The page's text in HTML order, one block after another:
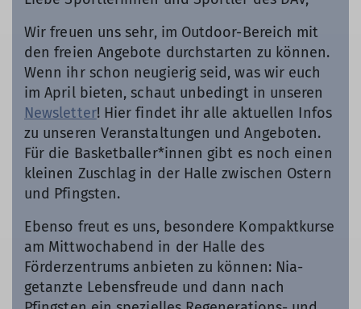
Wir freuen uns sehr, im Outdoor-Bereich mit
den freien Angebote durchstarten zu können.
Wenn ihr schon neugierig seid, was wir euch
im April bieten, schaut unbedingt in unseren
Newsletter! Hier findet ihr alle aktuellen Infos
zu unseren Veranstaltungen und Angeboten.
Für die Basketballer*innen gibt es noch einen
kleinen Zuschlag in der Halle zwischen Ostern
und Pfingsten.
Ebenso freut es uns, besondere Kompaktkurse
am Mittwochabend in der Halle des
Förderzentrums anbieten zu können: Nia-
getanzte Lebensfreude und dann nach